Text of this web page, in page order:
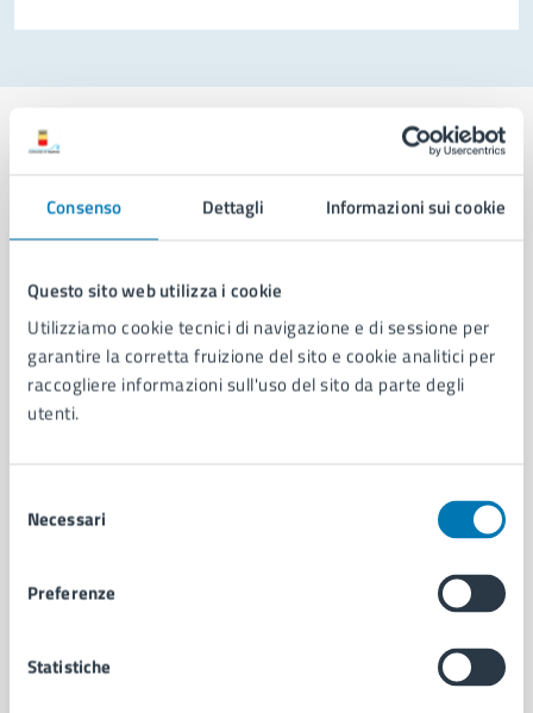
Consenso Dettagli Informazioni sui cookie
Questo sito web utilizza i cookie
Utilizziamo cookie tecnici di navigazione e di sessione per
garantire la corretta fruizione del sito e cookie analitici per
raccogliere informazioni sull'uso del sito da parte degli
utenti.
delNecessari
Preferenze
Statistiche
Comune di Napoli
AMMINISTRAZIONE
Aree amministrative
Organi di governo
Municipalità
Uffici
Documenti e dati
Ambiente